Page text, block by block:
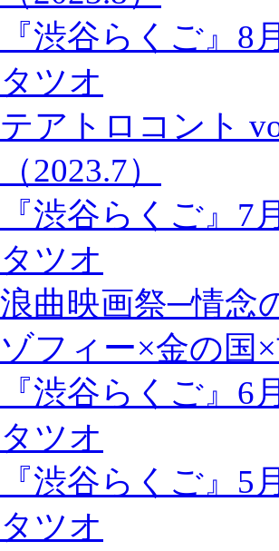
『渋谷らくご』
タツオ
テアトロコント
（2023.7）
『渋谷らくご』
タツオ
浪曲映画祭─情念
ゾフィー×金の国
『渋谷らくご』
タツオ
『渋谷らくご』
タツオ